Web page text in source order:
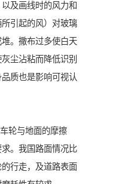
及画线时的风力和
引起的风）对玻璃
。撒布过多使白天
尘沾粘而降低识别
质也是影响可视认
轮与地面的摩擦
。我国路面情况比
行走，及道路表面